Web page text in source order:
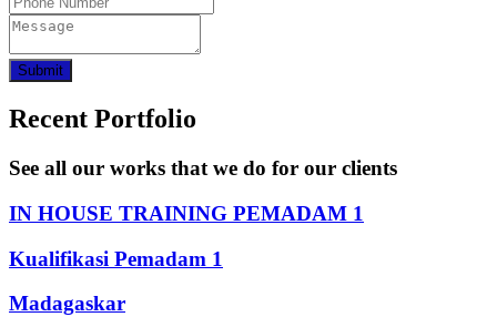
Submit
Recent Portfolio
See all our works that we do for our clients
IN HOUSE TRAINING PEMADAM 1
Kualifikasi Pemadam 1
Madagaskar